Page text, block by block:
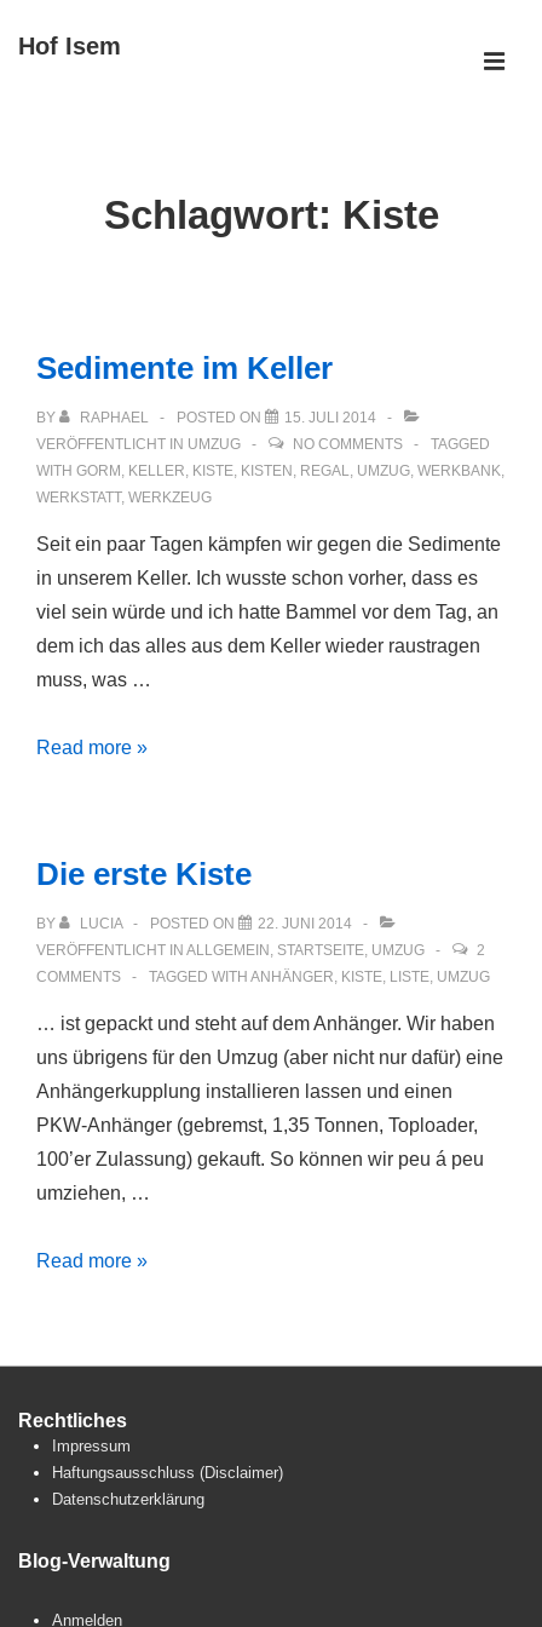
ZumHof Isem
Schlagwort: Kiste
Sedimente im Keller
BY RAPHAEL POSTED ON
15. JULI 2014
VERÖFFENTLICHT IN UMZUG NO COMMENTS
TAGGED
WITH GORM , KELLER, KISTE, KISTEN , REGAL, UMZUG, WERKBANK,
WERKSTATT, WERKZEUG
Seit ein paar Tagen kämpfen wir gegen die Sedimente
in unserem Keller. Ich wusste schon vorher, dass es
viel sein würde und ich hatte Bammel vor dem Tag, an
dem ich das alles aus dem Keller wieder raustragen
muss, was …
Sedimente
Read more »
Die erste Kiste
BY LUCIA POSTED ON
22. JUNI 2014
VERÖFFENTLICHT IN ALLGEMEIN , STARTSEITE, UMZUG
2
COMMENTS
TAGGED WITH ANHÄNGER, KISTE, LISTE, UMZUG
… ist gepackt und steht auf dem Anhänger. Wir haben
uns übrigens für den Umzug (aber nicht nur dafür) eine
Anhängerkupplung installieren lassen und einen
PKW-Anhänger (gebremst, 1,35 Tonnen, Toploader,
100’er Zulassung) gekauft. So können wir peu á peu
umziehen, …
Die
Read more »
Rechtliches
Impressum
Haftungsausschluss (Disclaimer)
Datenschutzerklärung
Blog-Verwaltung
Anmelden